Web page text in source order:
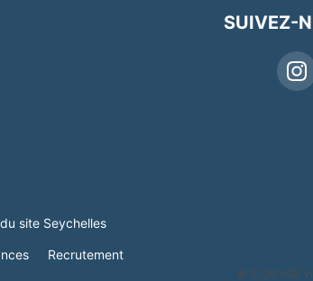
SUIVEZ-
site Seychelles
Recrutement
© 2026 VSP